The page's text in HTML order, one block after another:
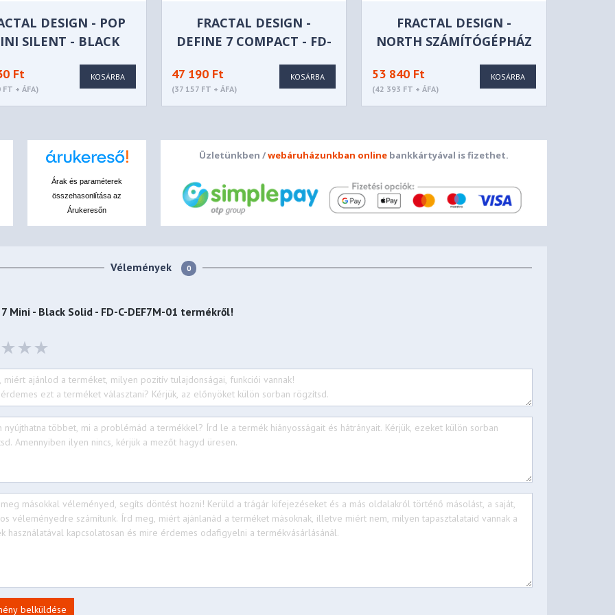
DESIGN - POP
SILENT - BLACK
Ft
+ ÁFA)
KOSÁRBA
FRACTAL DESIGN -
DEFINE 7 COMPACT - FD-
47 190 Ft
(37 157 FT + ÁFA)
KOSÁRBA
FRACTAL DESIGN -
NORTH SZÁMÍTÓGÉPHÁZ
C-NOR1C-01
53 840 Ft
(42 393 FT + ÁFA)
KOSÁRBA
Árak és paraméterek
összehasonlítása az
Árukeresőn
Üzletünkben /webáruházunkban online bankkártyával is fizethet.
Vélemények 0
7 Mini - Black Solid - FD-C-DEF7M-01 termékről!
belküldése